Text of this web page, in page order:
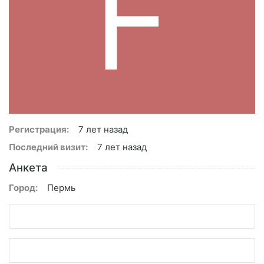
Регистрация:
7 лет назад
Последний визит:
7 лет назад
Анкета
Город: Пермь